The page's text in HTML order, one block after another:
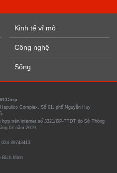
Kinh tế vĩ mô
Công nghệ
Sống
Complex, Số 01, phố Nguyễn Huy
trên internet số 3321/GP-TTĐT do Sở Thông
07 năm 2019.
39743413
Bích Minh